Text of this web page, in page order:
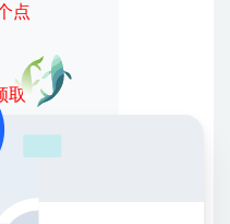
点
】领取
VIP